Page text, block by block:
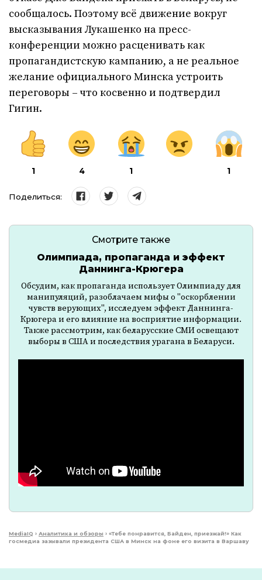
сообщалось. Поэтому всё движение вокруг
высказывания Лукашенко на пресс-
конференции можно расценивать как
пропагандистскую кампанию, а не реальное
желание официального Минска устроить
переговоры – что косвенно и подтвердил
Гигин.
1 4 1 1
Поделиться:
Смотрите также
Олимпиада, пропаганда и эффект
Даннинга-Крюгера
Обсудим, как пропаганда использует Олимпиаду для
манипуляций, разоблачаем мифы о "оскорблении
чувств верующих", исследуем эффект Даннинга-
Крюгера и его влияние на восприятие информации.
Также рассмотрим, как беларусские СМИ освещают
выборы в США и последствия урагана в Беларуси.
MediaIQ › Аналитика и обзоры › «Тебе понравится, Байден, приезжай!» Как
госмедиа зазывали президента США в Минск на фоне его визита в Варшаву